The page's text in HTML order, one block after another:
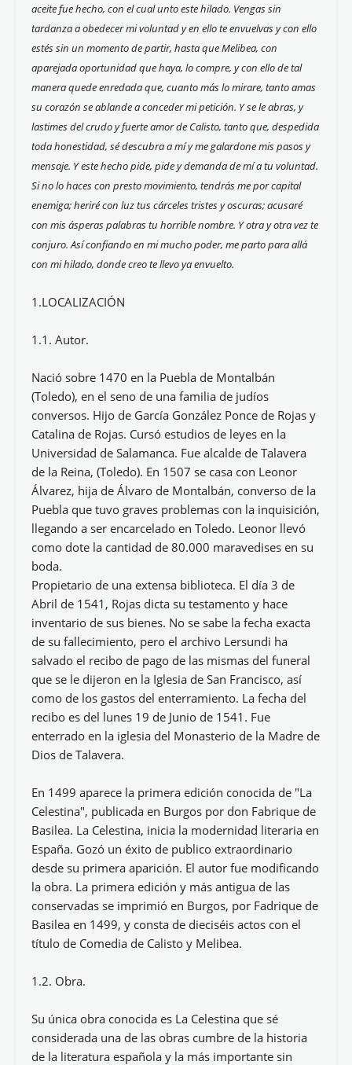
aceite fue hecho, con el cual unto este hilado. Vengas sin
tardanza a obedecer mi voluntad y en ello te envuelvas y con ello
estés sin un momento de partir, hasta que Melibea, con
aparejada oportunidad que haya, lo compre, y con ello de tal
manera quede enredada que, cuanto más lo mirare, tanto amas
su corazón se ablande a conceder mi petición. Y se le abras, y
lastimes del crudo y fuerte amor de Calisto, tanto que, despedida
toda honestidad, sé descubra a mí y me galardone mis pasos y
mensaje. Y este hecho pide, pide y demanda de mí a tu voluntad.
Si no lo haces con presto movimiento, tendrás me por capital
enemiga; heriré con luz tus cárceles tristes y oscuras; acusaré
con mis ásperas palabras tu horrible nombre. Y otra y otra vez te
conjuro. Así confiando en mi mucho poder, me parto para allá
con mi hilado, donde creo te llevo ya envuelto.
1.LOCALIZACIÓN
1.1. Autor.
Nació sobre 1470 en la Puebla de Montalbán
(Toledo), en el seno de una familia de judíos
conversos. Hijo de García González Ponce de Rojas y
Catalina de Rojas. Cursó estudios de leyes en la
Universidad de Salamanca. Fue alcalde de Talavera
de la Reina, (Toledo). En 1507 se casa con Leonor
Álvarez, hija de Álvaro de Montalbán, converso de la
Puebla que tuvo graves problemas con la inquisición,
llegando a ser encarcelado en Toledo. Leonor llevó
como dote la cantidad de 80.000 maravedises en su
boda.
Propietario de una extensa biblioteca. El día 3 de
Abril de 1541, Rojas dicta su testamento y hace
inventario de sus bienes. No se sabe la fecha exacta
de su fallecimiento, pero el archivo Lersundi ha
salvado el recibo de pago de las mismas del funeral
que se le dijeron en la Iglesia de San Francisco, así
como de los gastos del enterramiento. La fecha del
recibo es del lunes 19 de Junio de 1541. Fue
enterrado en la iglesia del Monasterio de la Madre de
Dios de Talavera.
En 1499 aparece la primera edición conocida de "La
Celestina", publicada en Burgos por don Fabrique de
Basilea. La Celestina, inicia la modernidad literaria en
España. Gozó un éxito de publico extraordinario
desde su primera aparición. El autor fue modificando
la obra. La primera edición y más antigua de las
conservadas se imprimió en Burgos, por Fadrique de
Basilea en 1499, y consta de dieciséis actos con el
título de Comedia de Calisto y Melibea.
1.2. Obra.
Su única obra conocida es La Celestina que sé
considerada una de las obras cumbre de la historia
de la literatura española y la más importante sin